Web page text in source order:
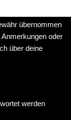
übernommen
oder
über deine
werden